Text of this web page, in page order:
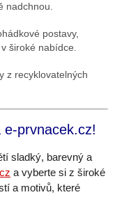
nadchnou.
postavy,
široké nabídce.
z recyklovatelných
prvnacek.cz!
sladký, barevný a
a vyberte si z široké
a motivů, které